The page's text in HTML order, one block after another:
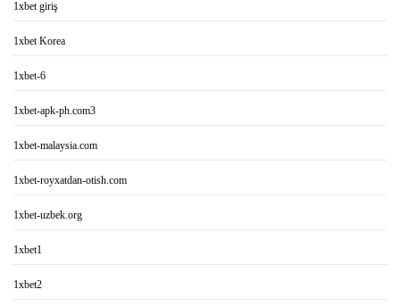
1xbet giriş
1xbet Korea
1xbet-6
1xbet-apk-ph.com3
1xbet-malaysia.com
1xbet-royxatdan-otish.com
1xbet-uzbek.org
1xbet1
1xbet2